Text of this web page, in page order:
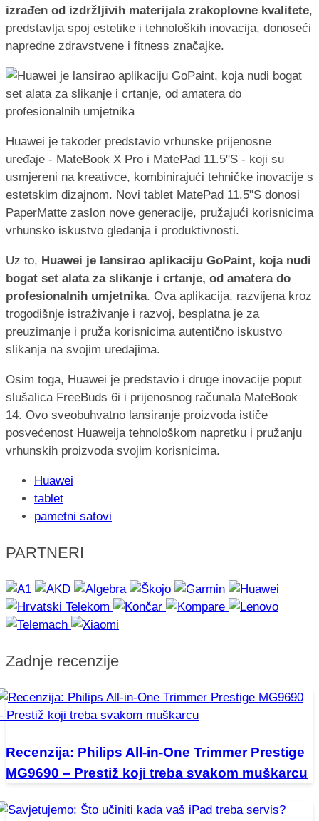
izrađen od izdržljivih materijala zrakoplovne kvalitete,
predstavlja spoj estetike i tehnoloških inovacija, donoseći
napredne zdravstvene i fitness značajke.
Huawei je također predstavio vrhunske prijenosne
uređaje - MateBook X Pro i MatePad 11.5"S - koji su
usmjereni na kreativce, kombinirajući tehničke inovacije s
estetskim dizajnom. Novi tablet MatePad 11.5"S donosi
PaperMatte zaslon nove generacije, pružajući korisnicima
vrhunsko iskustvo gledanja i produktivnosti.
Uz to, Huawei je lansirao aplikaciju GoPaint, koja nudi
bogat set alata za slikanje i crtanje, od amatera do
profesionalnih umjetnika. Ova aplikacija, razvijena kroz
trogodišnje istraživanje i razvoj, besplatna je za
preuzimanje i pruža korisnicima autentično iskustvo
slikanja na svojim uređajima.
Osim toga, Huawei je predstavio i druge inovacije poput
slušalica FreeBuds 6i i prijenosnog računala MateBook
14. Ovo sveobuhvatno lansiranje proizvoda ističe
posvećenost Huaweija tehnološkom napretku i pružanju
vrhunskih proizvoda svojim korisnicima.
Huawei
tablet
pametni satovi
PARTNERI
Zadnje recenzije
Recenzija: Philips All-in-One Trimmer Prestige
MG9690 – Prestiž koji treba svakom muškarcu